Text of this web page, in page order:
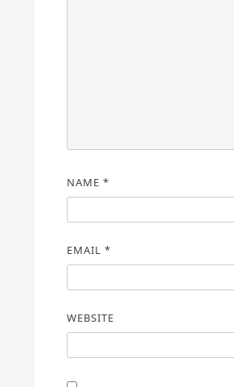
NAME *
EMAIL *
WEBSITE